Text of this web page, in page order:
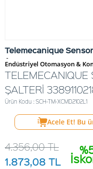
Telemecanique
-
Endüstriyel Otomasyon &
TELEMECANIQUE
ŞALTERİ
Ürün Kodu : SCH-TM-XCMD2102L1
Acele Et! Bu
4.356,00TL
1.873,08 TL